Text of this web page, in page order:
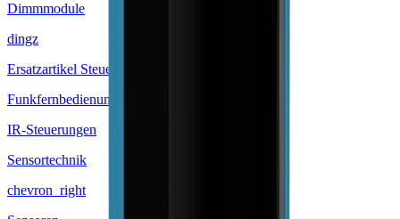
Dimmmodule
dingz
Ersatzartikel Steuerungen
Funkfernbedienungen
IR-Steuerungen
Sensortechnik
chevron_right